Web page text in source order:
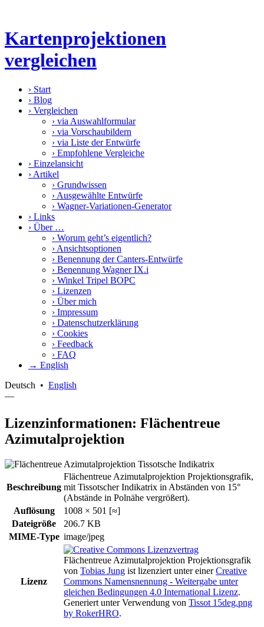
Kartenprojektionen
vergleichen
› Start
› Blog
› Vergleichen
› via Auswahlformular
› via Vorschaubildern
› via Liste der Entwürfe
› Empfohlene Vergleiche
› Einzelansicht
› Artikel
› Grundwissen
› Ausgewählte Entwürfe
› Wagner-Variationen-Generator
› Links
› Über …
› Worum geht’s eigentlich?
› Ansichtsoptionen
› Benennung der Canters-Entwürfe
› Benennung Wagner IX.i
› Winkel Tripel BOPC
› Lizenzen
› Über mich
› Impressum
› Datenschutzerklärung
› Cookies
› Feedback
› FAQ
→ English
Deutsch • English
—
Lizenzinformationen: Flächentreue
Azimutalprojektion
Beschreibung
Flächentreue Azimutalprojektion Projektionsgrafik,
mit Tissotscher Indikatrix in Abständen von 15°
(Abstände in Polnähe vergrößert).
Auflösung
1008 × 501 [≈]
Dateigröße
206.7 KB
MIME-Type image/jpeg
Lizenz
Flächentreue Azimutalprojektion Projektionsgrafik
von Tobias Jung ist lizenziert unter einerCreative
Commons Namensnennung - Weitergabe unter
gleichen Bedingungen 4.0 International Lizenz.
Generiert unter Verwendung von Tissot 15deg.png
by RokerHRO.